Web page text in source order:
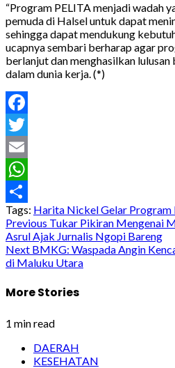
“Program PELITA menjadi wadah
pemuda di Halsel untuk dapat
sehingga dapat mendukung
ucapnya sembari berharap agar
berlanjut dan menghasilkan
dalam dunia kerja. (*)
Facebook
Twitter
Email
WhatsApp
Share
Tags: Harita Nickel Gelar Program
Post
navigation
Previous Tukar Pikiran Mengenai
Asrul Ajak Jurnalis Ngopi Bareng
Next BMKG: Waspada Angin
di Maluku Utara
More Stories
1 min read
DAERAH
KESEHATAN